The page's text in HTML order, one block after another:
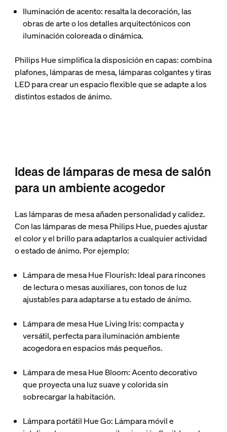
Iluminación de acento: resalta la decoración, las
obras de arte o los detalles arquitectónicos con
iluminación coloreada o dinámica.
Philips Hue simplifica la disposición en capas: combina
plafones, lámparas de mesa, lámparas colgantes y tiras
LED para crear un espacio flexible que se adapte a los
distintos estados de ánimo.
Ideas de lámparas de mesa de salón
para un ambiente acogedor
Las lámparas de mesa añaden personalidad y calidez.
Con las lámparas de mesa Philips Hue, puedes ajustar
el color y el brillo para adaptarlos a cualquier actividad
o estado de ánimo. Por ejemplo:
Lámpara de mesa Hue Flourish: Ideal para rincones
de lectura o mesas auxiliares, con tonos de luz
ajustables para adaptarse a tu estado de ánimo.
Lámpara de mesa Hue Living Iris: compacta y
versátil, perfecta para iluminación ambiente
acogedora en espacios más pequeños.
Lámpara de mesa Hue Bloom: Acento decorativo
que proyecta una luz suave y colorida sin
sobrecargar la habitación.
Lámpara portátil Hue Go: Lámpara móvil e